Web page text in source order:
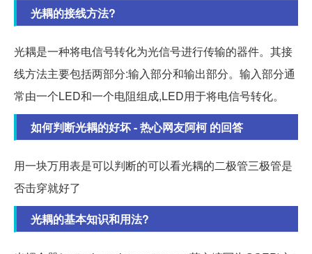
光耦的接线方法?
光耦是一种将电信号转化为光信号进行传输的器件。其接
线方法主要包括两部分:输入部分和输出部分。输入部分通
常由一个LED和一个电阻组成,LED用于将电信号转化。
如何判断光耦的好坏 - 热心网友阿柯 的回答
用一块万用表是可以判断的可以看光耦的二极管三极管是
否击穿就好了
光耦的基本知识和用法?